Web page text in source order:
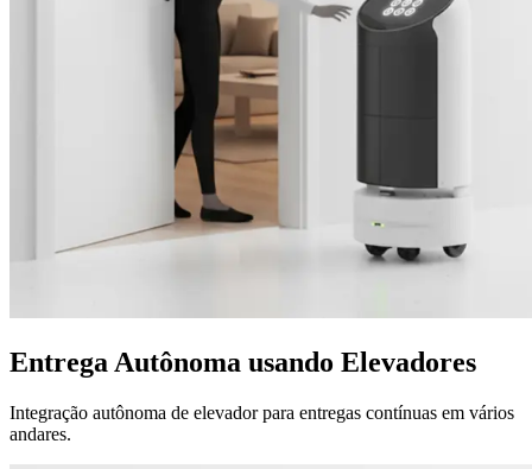
Entrega Autônoma usando Elevadores
Integração autônoma de elevador para entregas contínuas em vários
andares.